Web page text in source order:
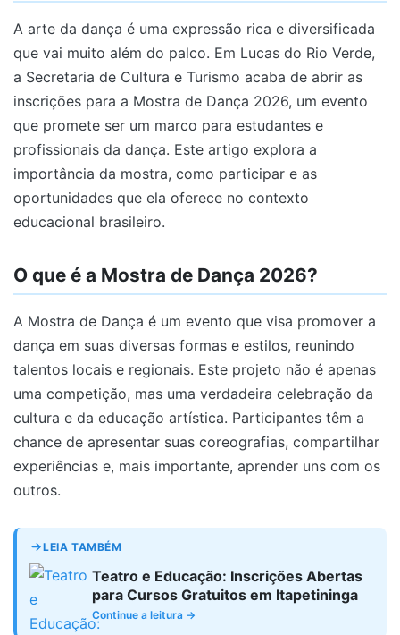
A arte da dança é uma expressão rica e diversificada
que vai muito além do palco. Em Lucas do Rio Verde,
a Secretaria de Cultura e Turismo acaba de abrir as
inscrições para a Mostra de Dança 2026, um evento
que promete ser um marco para estudantes e
profissionais da dança. Este artigo explora a
importância da mostra, como participar e as
oportunidades que ela oferece no contexto
educacional brasileiro.
O que é a Mostra de Dança 2026?
A Mostra de Dança é um evento que visa promover a
dança em suas diversas formas e estilos, reunindo
talentos locais e regionais. Este projeto não é apenas
uma competição, mas uma verdadeira celebração da
cultura e da educação artística. Participantes têm a
chance de apresentar suas coreografias, compartilhar
experiências e, mais importante, aprender uns com os
outros.
LEIA TAMBÉM
Teatro e Educação: Inscrições Abertas
para Cursos Gratuitos em Itapetininga
Continue a leitura →